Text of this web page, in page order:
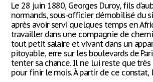
Le 28 juin 1880, Georges Duroy, fils
normands, sous-officier démobilisé du
après avoir servi quelques temps en
travailler dans une compagnie de
tout petit salaire et vivant dans un
pitoyable, erre sur les boulevards de
tenter sa chance. Il ne lui reste que
pour finir le mois. À partir de ce constat,